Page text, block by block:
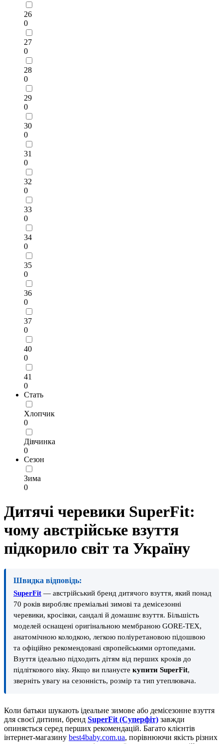
26
0
27
0
28
0
29
0
30
0
31
0
32
0
33
0
34
0
35
0
36
0
37
0
40
0
41
0
Стать
Хлопчик
0
Дівчинка
0
Сезон
Зима
0
Дитячі черевики SuperFit:
чому австрійське взуття
підкорило світ та Україну
Швидка відповідь:
SuperFit — австрійський бренд дитячого взуття, який понад
70 років виробляє преміальні зимові та демісезонні
черевики, кросівки, сандалі й домашнє взуття. Більшість
моделей оснащені оригінальною мембраною GORE-TEX,
анатомічною колодкою, легкою поліуретановою підошвою
та офіційно рекомендовані європейськими ортопедами.
Взуття ідеально підходить дітям від перших кроків до
підліткового віку. Якщо ви плануєте купити SuperFit,
зверніть увагу на сезонність, розмір та тип утеплювача.
Коли батьки шукають ідеальне зимове або демісезонне взуття
для своєї дитини, бренд SuperFit (Суперфіт) завжди
опиняється серед перших рекомендацій. Багато клієнтів
інтернет-магазину best4baby.com.ua, порівнюючи якість різних